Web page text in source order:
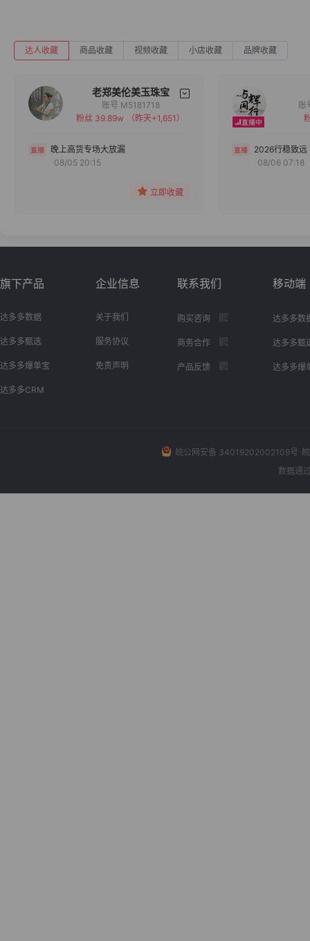
达人收藏 商品收藏 视频收藏 小店收藏 品牌收藏
老郑美伦美玉珠宝
备注
分组
账号 M5181718
粉丝 39.89w
（昨天+1,651）
晚上高货专场大放漏
08/05 20:15
立即收藏
2026行稳致远
08/06 07:18
旗下产品
达多多数据
达多多甄选
达多多爆单宝
达多多CRM
企业信息
关于我们
服务协议
免责声明
联系我们
购买咨询
商务合作
产品反馈
移动端
达多多数
达多多甄
达多多爆
皖公网安备 34019202002109号
数据通